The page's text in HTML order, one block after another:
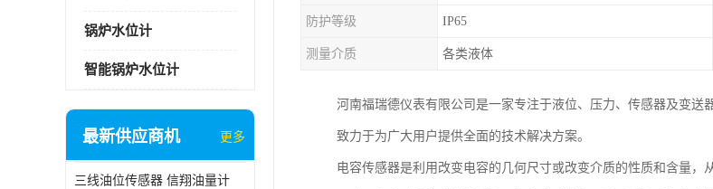
锅炉水位计
智能锅炉水位计
最新供应商机 更多
三线油位传感器 信翔油量计
防护等级 IP65
测量介质 各类液体
河南福瑞德仪表有限公司是一家专注于液位、压力、传感器及变
致力于为广大用户提供全面的技术解决方案。
电容传感器是利用改变电容的几何尺寸或改变介质的性质和含量，